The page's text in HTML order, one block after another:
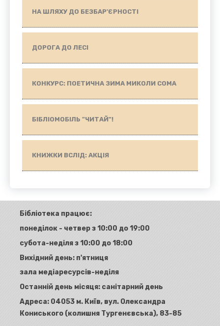
НА ШЛЯХУ ДО БЕЗБАР'ЄРНОСТІ
ДОРОГА ДО ЛЕСІ
КОНКУРС: ПОЕТИЧНА ЗИМА МИКОЛИ СОМА
БІБЛІОМОБІЛЬ "ЧИТАЙ"!
КНИЖКИ ВСЛІД: АКЦІЯ
Бібліотека працює:
понеділок - четвер з 10:00 до 19:00
субота-неділя з 10:00 до 18:00
Вихідний день: п'ятниця
зала медіаресурсів-неділя
Останній день місяця: санітарний день
Адреса: 04053 м. Київ, вул. Олександра
Кониського (колишня Тургенєвська), 83-85